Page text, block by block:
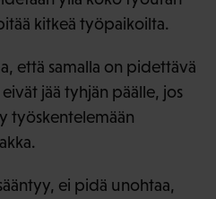
kitkeä työpaikoilta.
että samalla on pidettävä
jää tyhjän päälle, jos
työskentelemään
ei pidä unohtaa,